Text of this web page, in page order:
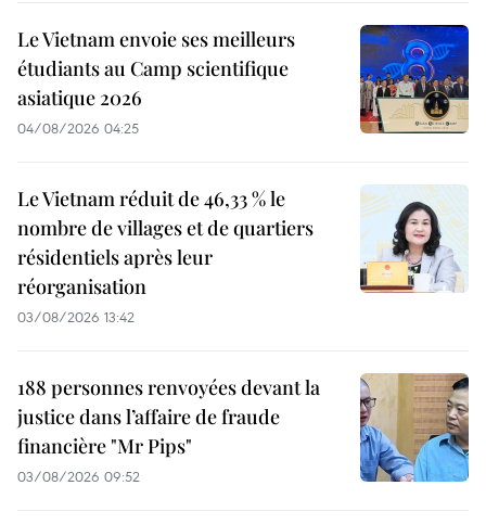
Le Vietnam envoie ses meilleurs
étudiants au Camp scientifique
asiatique 2026
04/08/2026 04:25
Le Vietnam réduit de 46,33 % le
nombre de villages et de quartiers
résidentiels après leur
réorganisation
03/08/2026 13:42
188 personnes renvoyées devant la
justice dans l’affaire de fraude
financière "Mr Pips"
03/08/2026 09:52